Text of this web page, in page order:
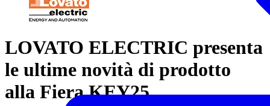
LOVATO ELECTRIC presenta
le ultime novità di prodotto
alla Fiera KEY25